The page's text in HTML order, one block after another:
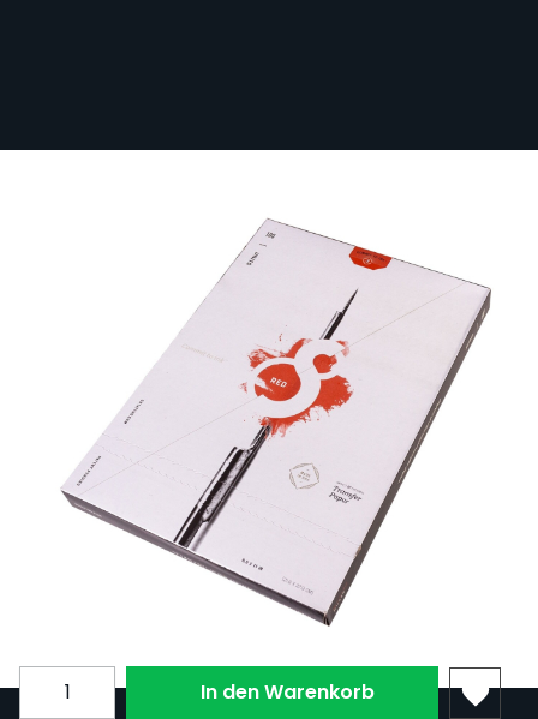
Deutschland ab 100 € Bestellwert (inkl.
S8 Red - Vorlagenpapier 100 Blatt (21,6 x
100-S8-PAPER
53,54 €
Bezahlen Sie in 4 zinsfreien Raten zu je 13,38 €
mitPayPal
13,38 €in 4 Raten.
Menge In den Warenkorb